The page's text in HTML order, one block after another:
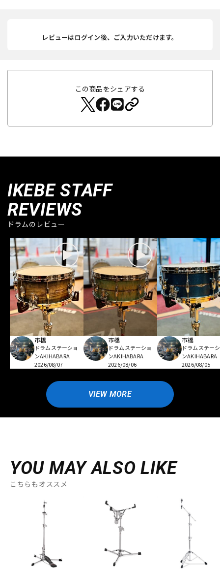
レビューはログイン後、ご入力いただけます。
この商品をシェアする
IKEBE STAFF
REVIEWS
ドラムのレビュー
市橋
ドラムステーショ
ンAKIHABARA
2026/08/07
市橋
ドラムステーショ
ンAKIHABARA
2026/08/06
市橋
ドラムステー
ンAKIHABARA
2026/08/05
VIEW MORE
YOU MAY ALSO LIKE
こちらもオススメ